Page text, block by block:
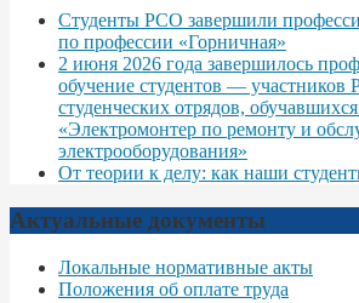
Студенты РСО завершили
по профессии «Горничная»
2 июня 2026 года завершилось
обучение студентов — участников
студенческих отрядов,
«Электромонтер по ремонту и
электрооборудования»
От теории к делу: как наши
Актуальные документы
Локальные нормативные акты
Положения об оплате труда